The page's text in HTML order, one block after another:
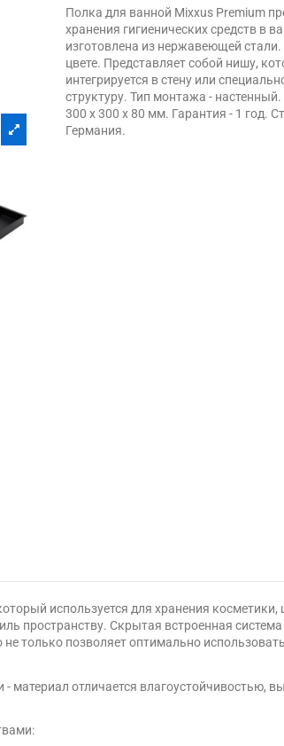
Полка для ванной Mixxus Premium
хранения гигиенических средств в
изготовлена из нержавеющей
цвете. Представляет собой нишу,
интегрируется в стену или
структуру. Тип монтажа -
300 х 300 х 80 мм. Гарантия - 1 год.
Германия.
используется для хранения
пространству. Скрытая встроенная
только позволяет оптимально
отличается влагоустойчивостью,